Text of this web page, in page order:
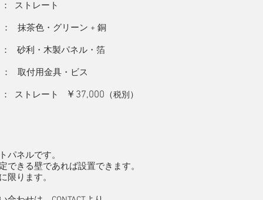
ストレート
茶色・グリーン + 銅
・木製パネル・箔
付用金具・ビス
ストレート ￥37,000 （税別 ）
パネルです。
できる壁であれば設置できます。
限ります。